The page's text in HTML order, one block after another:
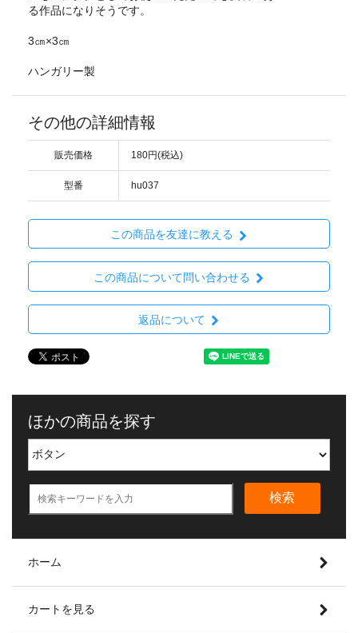
る作品になりそうです。
3㎝×3㎝
ハンガリー製
その他の詳細情報
販売価格 180円(税込)
型番 hu037
この商品を友達に教える
この商品について問い合わせる
返品について
ほかの商品を探す
検索
ホーム
カートを見る